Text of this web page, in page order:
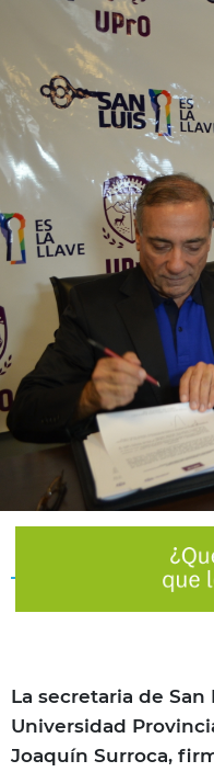
Transporte
La secretaria de
Universidad
Joaquín Surroca,